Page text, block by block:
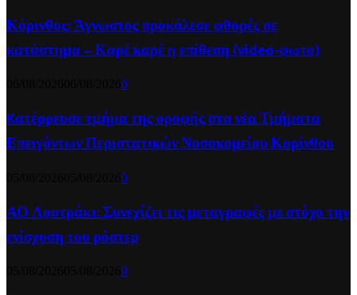
Κόρινθος: Άγνωστος προκάλεσε φθορές σε
κατάστημα – Καρέ καρέ η επίθεση (video-φωτο)
0
Kατέρρευσε τμήμα της οροφής στα νέα Τμήματα
Επειγόντων Περιστατικών Νοσοκομείου Κορίνθου
0
ΑΟ Λουτράκι: Συνεχίζει τις μεταγραφές με στόχο την
ενίσχυση του ρόστερ
0